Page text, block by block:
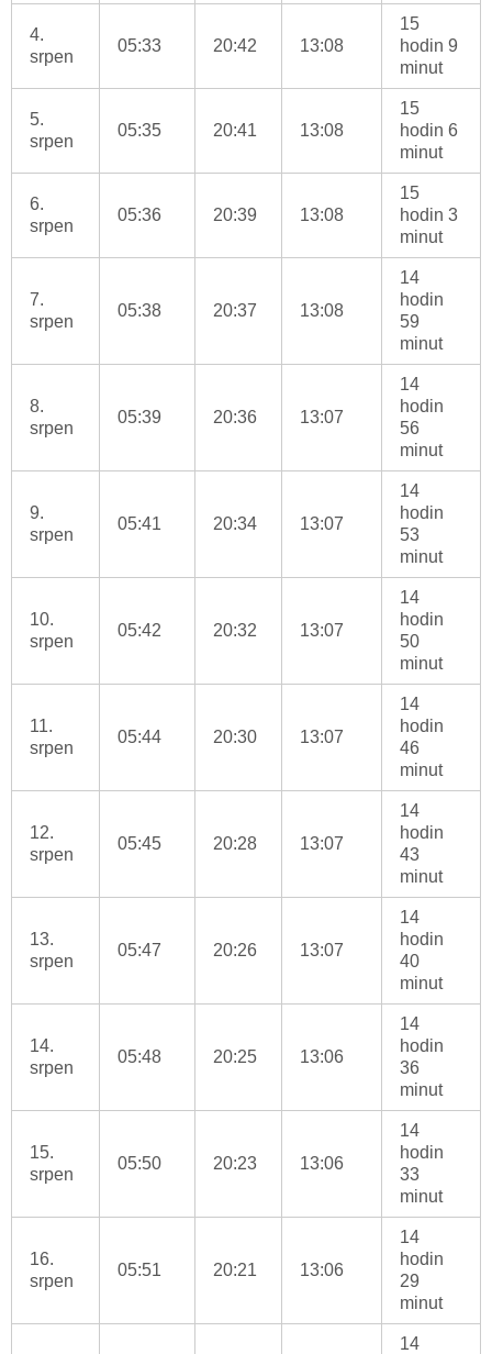
4.
srpen
05:33 20:42 13:08
15
hodin 9
minut
5.
srpen
05:35 20:41 13:08
15
hodin 6
minut
6.
srpen
05:36 20:39 13:08
15
hodin 3
minut
7.
srpen
05:38 20:37 13:08
14
hodin
59
minut
8.
srpen
05:39 20:36 13:07
14
hodin
56
minut
9.
srpen
05:41 20:34 13:07
14
hodin
53
minut
10.
srpen
05:42 20:32 13:07
14
hodin
50
minut
11.
srpen
05:44 20:30 13:07
14
hodin
46
minut
12.
srpen
05:45 20:28 13:07
14
hodin
43
minut
13.
srpen
05:47 20:26 13:07
14
hodin
40
minut
14.
srpen
05:48 20:25 13:06
14
hodin
36
minut
15.
srpen
05:50 20:23 13:06
14
hodin
33
minut
16.
srpen
05:51 20:21 13:06
14
hodin
29
minut
14